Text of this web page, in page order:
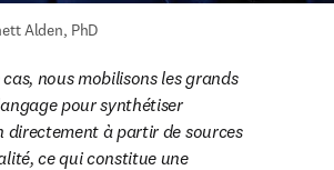
Alden, PhD
nous mobilisons les grands
pour synthétiser
directement à partir de sources
ce qui constitue une